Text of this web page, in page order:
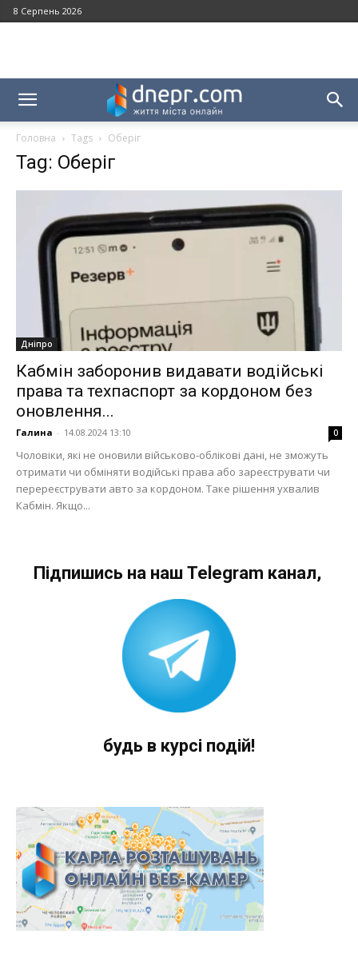
8 Серпень 2026
Головна Tags Оберіг
Tag: Оберіг
Дніпро
Кабмін заборонив видавати водійські
права та техпаспорт за кордоном без
оновлення...
Галина - 14.08.2024 13:10 0
Чоловіки, які не оновили військово-облікові дані, не зможуть
отримати чи обміняти водійські права або зареєструвати чи
перереєструвати авто за кордоном. Таке рішення ухвалив
Кабмін. Якщо...
Підпишись на наш Telegram канал,
будь в курсі подій!